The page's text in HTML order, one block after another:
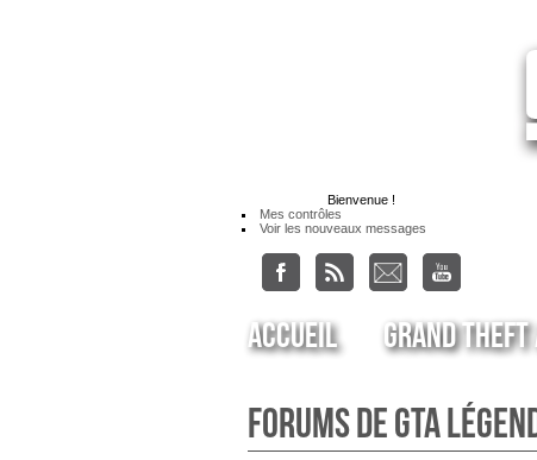
Bienvenue !
Mes contrôles
Voir les nouveaux messages
Accueil Grand Theft
Forums de GTA